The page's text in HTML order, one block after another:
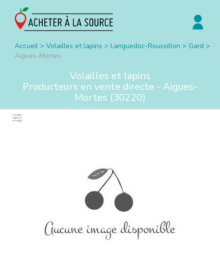
Accueil > Volailles et lapins > Languedoc-Roussillon > Gard >
Aigues-Mortes
Volailles et lapins
Producteurs en vente directe - Aigues-
Mortes (30220)